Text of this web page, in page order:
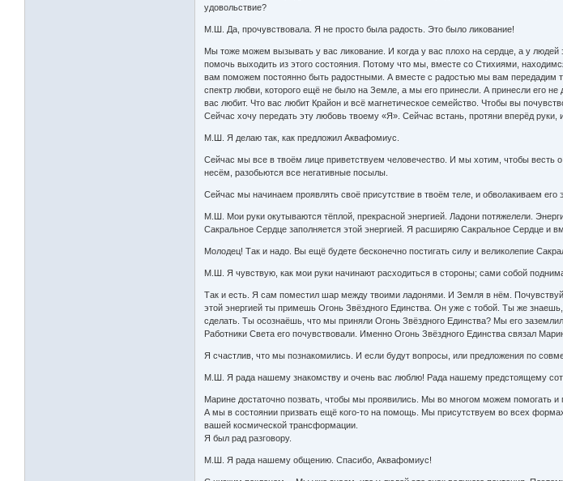
удовольствие?
М.Ш. Да, прочувствовала. Я не просто была радость. Это было ликование!
Мы тоже можем вызывать у вас ликование. И когда у вас плохо на сердце, а у
помочь выходить из этого состояния. Потому что мы, вместе со Стихиями,
вам поможем постоянно быть радостными. А вместе с радостью мы вам передадим
спектр любви, которого ещё не было на Земле, а мы его принесли. А принесли его
вас любит. Что вас любит Крайон и всё магнетическое семейство. Чтобы вы
Сейчас хочу передать эту любовь твоему «Я». Сейчас встань, протяни вперёд руки,
М.Ш. Я делаю так, как предложил Аквафомиус.
Сейчас мы все в твоём лице приветствуем человечество. И мы хотим, чтобы весть
несём, разобьются все негативные посылы.
Сейчас мы начинаем проявлять своё присутствие в твоём теле, и обволакиваем
М.Ш. Мои руки окутываются тёплой, прекрасной энергией. Ладони потяжелели.
Сакральное Сердце заполняется этой энергией. Я расширяю Сакральное Сердце и
Молодец! Так и надо. Вы ещё будете бесконечно постигать силу и великолепие
М.Ш. Я чувствую, как мои руки начинают расходиться в стороны; сами собой
Так и есть. Я сам поместил шар между твоими ладонями. И Земля в нём.
этой энергией ты примешь Огонь Звёздного Единства. Он уже с тобой. Ты же
сделать. Ты осознаёшь, что мы приняли Огонь Звёздного Единства? Мы его
Работники Света его почувствовали. Именно Огонь Звёздного Единства связал
Я счастлив, что мы познакомились. И если будут вопросы, или предложения по
М.Ш. Я рада нашему знакомству и очень вас люблю! Рада нашему предстоящему
Марине достаточно позвать, чтобы мы проявились. Мы во многом можем помогать
А мы в состоянии призвать ещё кого-то на помощь. Мы присутствуем во всех
вашей космической трансформации.
Я был рад разговору.
М.Ш. Я рада нашему общению. Спасибо, Аквафомиус!